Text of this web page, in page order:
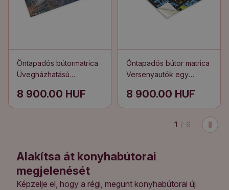
Öntapadós bútormatrica
Üvegházhatású
8 900.00 HUF
Öntapadós bútor matrica
Versenyautók egy
8 900.00 HUF
1 / 6
Alakítsa át konyhabútorai
megjelenését
Képzelje el, hogy a régi, megunt konyhabútorai új